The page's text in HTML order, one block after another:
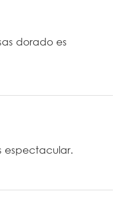
dorado es
espectacular.